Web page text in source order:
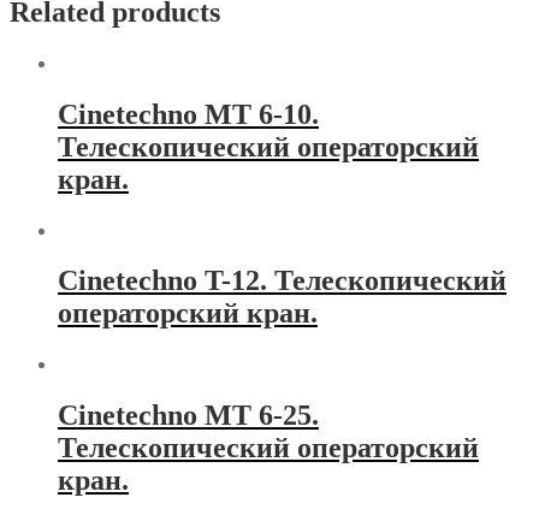
Related products
Cinetechno MT 6-10.
Телескопический операторский
кран.
Cinetechno T-12. Телескопический
операторский кран.
Cinetechno MT 6-25.
Телескопический операторский
кран.